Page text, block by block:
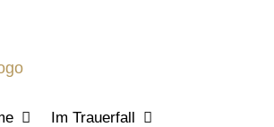
Im Trauerfall